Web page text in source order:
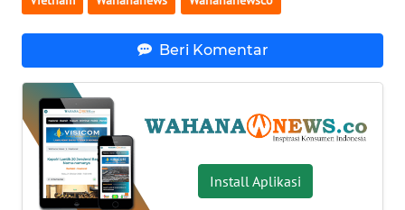
Beri Komentar
Install Aplikasi
WN
WN
JAMBI
WN
SULTRA